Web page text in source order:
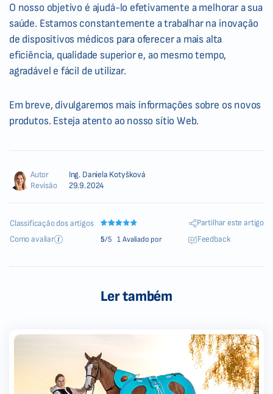
O nosso objetivo é ajudá-lo efetivamente a melhorar a sua
saúde. Estamos constantemente a trabalhar na inovação
de dispositivos médicos para oferecer a mais alta
eficiência, qualidade superior e, ao mesmo tempo,
agradável e fácil de utilizar.
Em breve, divulgaremos mais informações sobre os novos
produtos. Esteja atento ao nosso sítio Web.
Autor
Ing. Daniela Kotyšková
Revisão
29.9.2024
Classificação dos artigos
Como avaliar
5/5 1 Avaliado por
Partilhar este artigo
Feedback
Ler também